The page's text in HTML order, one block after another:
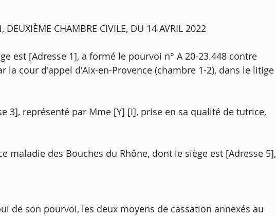
DEUXIÈME CHAMBRE CIVILE, DU 14 AVRIL 2022
est [Adresse 1], a formé le pourvoi n° A 20-23.448 contre
la cour d'appel d'Aix-en-Provence (chambre 1-2), dans le litige
3], représenté par Mme [Y] [I], prise en sa qualité de tutrice,
maladie des Bouches du Rhône, dont le siège est [Adresse 5],
de son pourvoi, les deux moyens de cassation annexés au